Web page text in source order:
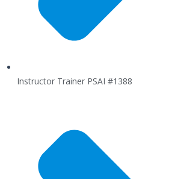
Instructor Trainer PSAI #1388